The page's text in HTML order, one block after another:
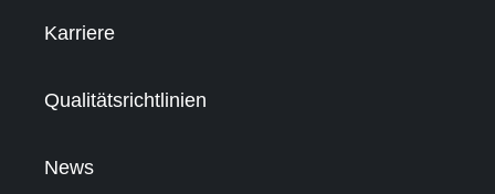
Karriere
Qualitätsrichtlinien
News